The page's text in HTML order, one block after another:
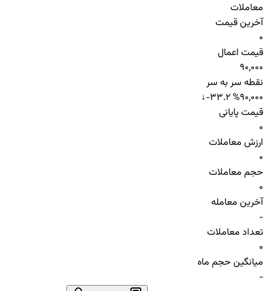
معاملات
آخرین قیمت
0
قیمت اعمال
90,000
نقطه سر به سر
90,000
↓-33.2 %
قیمت پایانی
0
ارزش معاملات
0
حجم معاملات
0
آخرین معامله
-
تعداد معاملات
0
میانگین حجم ماه
-